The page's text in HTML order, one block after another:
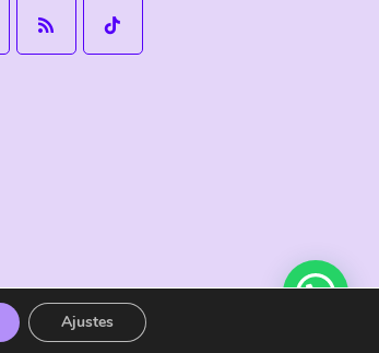
Política de Envío y devoluciones
Ajustes